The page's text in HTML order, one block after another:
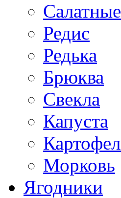
Редис
Редька
Брюква
Свекла
Капуста
Морковь
Ягодники